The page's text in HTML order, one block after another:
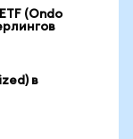
(Ondo
в